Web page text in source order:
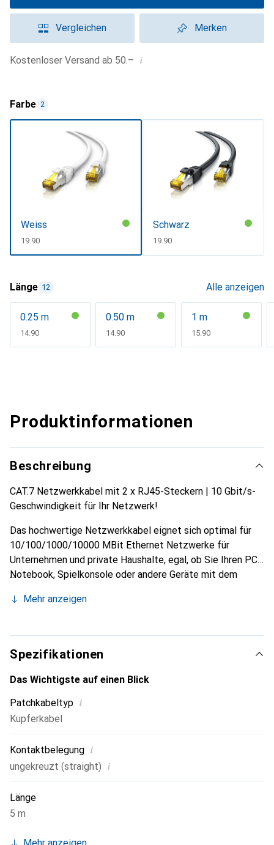
Vergleichen Merken
Kostenloser Versand ab 50.– i
Farbe 2
Weiss
CHF
19.90
Schwarz
CHF
19.90
Länge 12 Alle anzeigen
0.25 m
CHF
14.90
0.50 m
CHF
14.90
1 m
CHF
15.90
Produktinformationen
Beschreibung
CAT.7 Netzwerkkabel mit 2 x RJ45-Steckern | 10 Gbit/s-
Geschwindigkeit für Ihr Netzwerk!
Das hochwertige Netzwerkkabel eignet sich optimal für
10/100/1000/10000 MBit Ethernet Netzwerke für
Unternehmen und private Haushalte, egal, ob Sie Ihren PC,
Notebook, Spielkonsole oder andere Geräte mit dem
Mehr anzeigen
Spezifikationen
Das Wichtigste auf einen Blick
Patchkabeltyp i
Kupferkabel
Kontaktbelegung i
ungekreuzt (straight) i
Länge
5 m